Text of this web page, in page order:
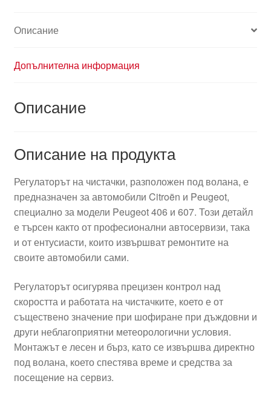
Описание
Допълнителна информация
Описание
Описание на продукта
Регулаторът на чистачки, разположен под волана, е
предназначен за автомобили Citroën и Peugeot,
специално за модели Peugeot 406 и 607. Този детайл
е търсен както от професионални автосервизи, така
и от ентусиасти, които извършват ремонтите на
своите автомобили сами.
Регулаторът осигурява прецизен контрол над
скоростта и работата на чистачките, което е от
съществено значение при шофиране при дъждовни и
други неблагоприятни метеорологични условия.
Монтажът е лесен и бърз, като се извършва директно
под волана, което спестява време и средства за
посещение на сервиз.